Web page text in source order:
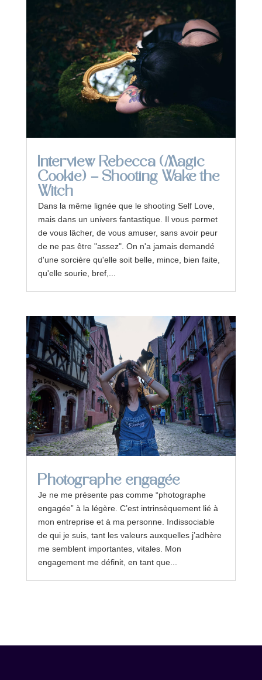
Interview Rebecca (Magic
Cookie) – Shooting Wake the
Witch
Dans la même lignée que le shooting Self Love,
mais dans un univers fantastique. Il vous permet
de vous lâcher, de vous amuser, sans avoir peur
de ne pas être "assez". On n'a jamais demandé
d'une sorcière qu'elle soit belle, mince, bien faite,
qu'elle sourie, bref,...
Photographe engagée
Je ne me présente pas comme “photographe
engagée” à la légère. C’est intrinsèquement lié à
mon entreprise et à ma personne. Indissociable
de qui je suis, tant les valeurs auxquelles j’adhère
me semblent importantes, vitales. Mon
engagement me définit, en tant que...